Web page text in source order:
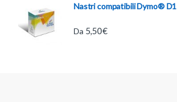
Nastri compatibili Dymo® D1
Da 5,50€